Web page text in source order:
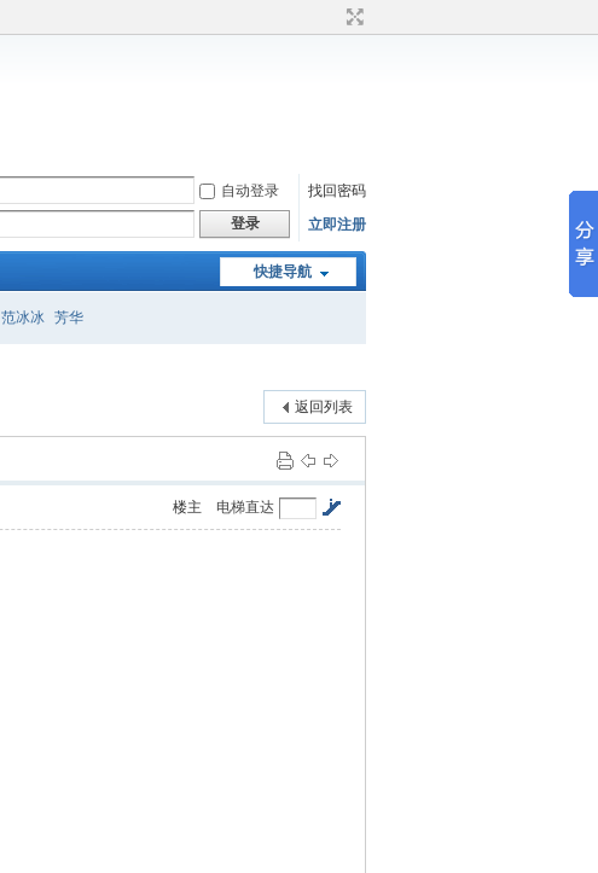
自动登录
找回密码
登录 立即注册
快捷导航
范冰冰 芳华
返回列表
电梯直达
楼主